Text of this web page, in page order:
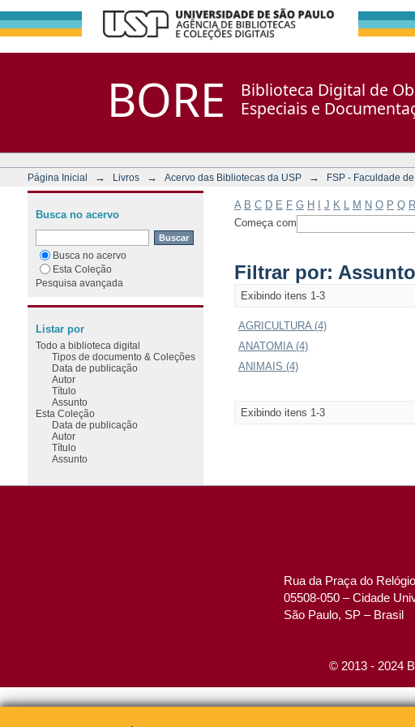
BORE
Biblioteca Digital de
Especiais e
Página Inicial → Livros → Acervo das Bibliotecas da USP → FSP - Faculdade
A B C D E F G H J K M N O P Q R
Começa com
Filtrar por: Assunto
Exibindo itens 1-3
AGRICULTURA (4)
ANATOMIA (4)
ANIMAIS (4)
Exibindo itens 1-3
Busca no acervo
Busca no acervo
Esta Coleção
Pesquisa avançada
Listar por
Todo a biblioteca digital
Tipos de documento & Coleções
Data de publicação
Autor
Título
Assunto
Esta Coleção
Data de publicação
Autor
Título
Assunto
Rua da Praça do
05508-050 – Cidade
São Paulo, SP – Brasil
© 2013 - 2024